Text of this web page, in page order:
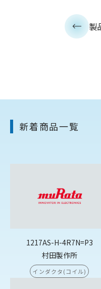
製
新着商品一覧
1217AS-H-4R7N=P3
村田製作所
インダクタ(コイル)